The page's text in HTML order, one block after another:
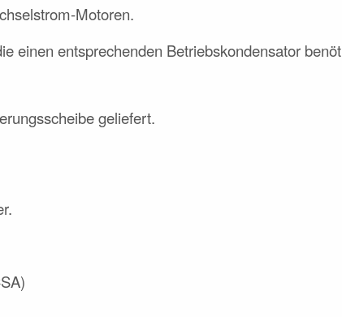
Motoren.
einen entsprechenden Betriebskondensator
geliefert.